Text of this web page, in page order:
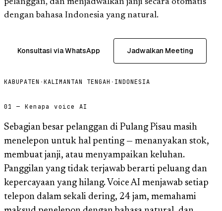
dengan bahasa Indonesia yang natural.
Konsultasi via WhatsApp Jadwalkan Meeting
KABUPATEN ·KALIMANTAN TENGAH · INDONESIA
01 — Kenapa voice AI
Sebagian besar pelanggan di Pulang Pisau masih
menelepon untuk hal penting — menanyakan stok,
membuat janji, atau menyampaikan keluhan.
Panggilan yang tidak terjawab berarti peluang dan
kepercayaan yang hilang. Voice AI menjawab setiap
telepon dalam sekali dering, 24 jam, memahami